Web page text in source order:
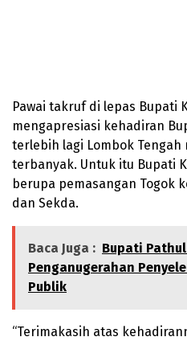
Pawai takruf di lepas Bupati
mengapresiasi kehadiran
terlebih lagi Lombok
terbanyak. Untuk itu Bupati
berupa pemasangan Togok
dan Sekda.
Baca Juga : Bupati
Penganugerahan
Publik
“Terimakasih atas